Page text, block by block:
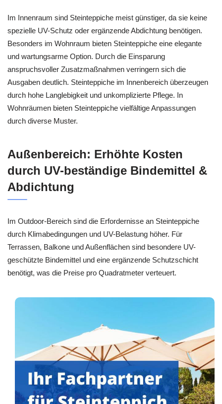
Im Innenraum sind Steinteppiche meist günstiger, da sie keine
spezielle UV-Schutz oder ergänzende Abdichtung benötigen.
Besonders im Wohnraum bieten Steinteppiche eine elegante
und wartungsarme Option. Durch die Einsparung
anspruchsvoller Zusatzmaßnahmen verringern sich die
Ausgaben deutlich. Steinteppiche im Innenbereich überzeugen
durch hohe Langlebigkeit und unkomplizierte Pflege. In
Wohnräumen bieten Steinteppiche vielfältige Anpassungen
durch diverse Muster.
Außenbereich: Erhöhte Kosten
durch UV-beständige Bindemittel &
Abdichtung
Im Outdoor-Bereich sind die Erfordernisse an Steinteppiche
durch Klimabedingungen und UV-Belastung höher. Für
Terrassen, Balkone und Außenflächen sind besondere UV-
geschützte Bindemittel und eine ergänzende Schutzschicht
benötigt, was die Preise pro Quadratmeter verteuert.